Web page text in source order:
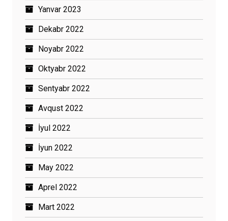
Yanvar 2023
Dekabr 2022
Noyabr 2022
Oktyabr 2022
Sentyabr 2022
Avqust 2022
İyul 2022
İyun 2022
May 2022
Aprel 2022
Mart 2022